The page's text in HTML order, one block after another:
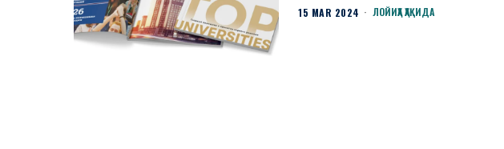
15 MAR 2024 ЛОЙИҲА ҲАҚИДА